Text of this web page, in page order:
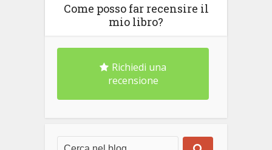
Come posso far recensire il
mio libro?
Richiedi una
recensione